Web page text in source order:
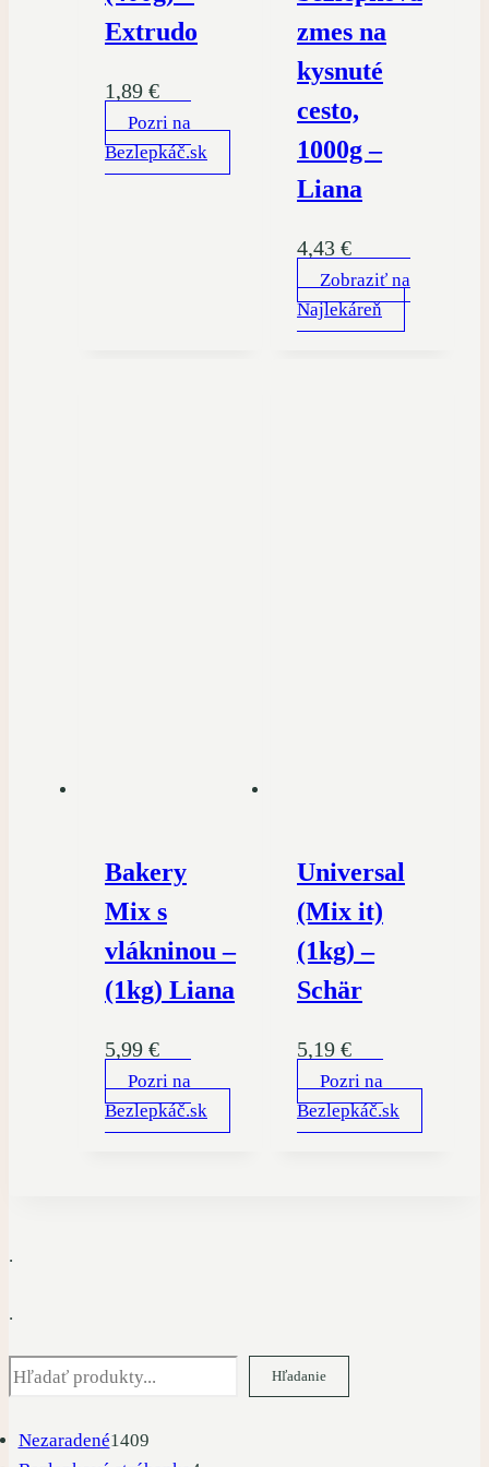
Extrudo
1,89 €
Pozri na
Bezlepkáč.sk
zmes na
kysnuté
cesto,
1000g –
Liana
4,43 €
Zobraziť na
Najlekáreň
Bakery
Mix s
vlákninou –
(1kg) Liana
5,99 €
Pozri na
Bezlepkáč.sk
Universal
(Mix it)
(1kg) –
Schär
5,19 €
Pozri na
Bezlepkáč.sk
.
.
Hľadať Hľadanie
Nezaradené14091409